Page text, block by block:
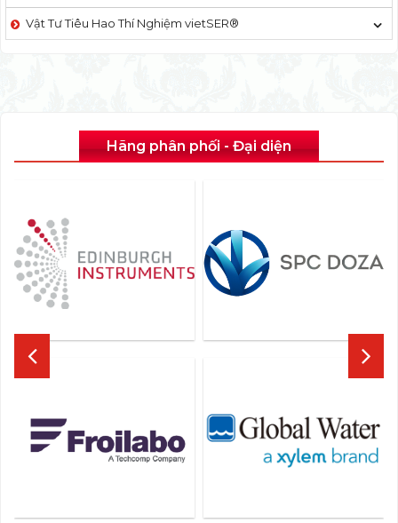
Vật Tư Tiêu Hao Thí Nghiệm vietSER®
Hãng phân phối - Đại diện